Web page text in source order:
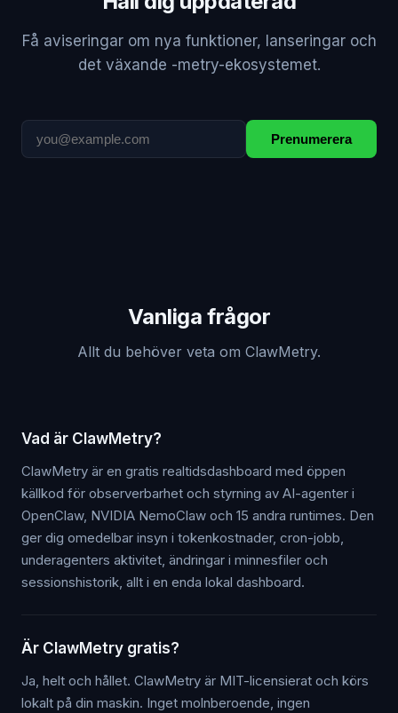
Få aviseringar om nya funktioner, lanseringar och
det växande -metry-ekosystemet.
Prenumerera
Vanliga frågor
Allt du behöver veta om ClawMetry.
Vad är ClawMetry?
ClawMetry är en gratis realtidsdashboard med öppen
källkod för observerbarhet och styrning av AI-agenter i
OpenClaw, NVIDIA NemoClaw och 15 andra runtimes. Den
ger dig omedelbar insyn i tokenkostnader, cron-jobb,
underagenters aktivitet, ändringar i minnesfiler och
sessionshistorik, allt i en enda lokal dashboard.
Är ClawMetry gratis?
Ja, helt och hållet. ClawMetry är MIT-licensierat och körs
lokalt på din maskin. Inget molnberoende, ingen